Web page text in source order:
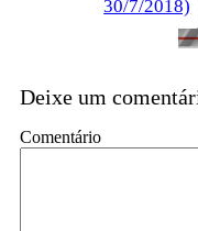
30/7/2018)
Deixe um
Comentário